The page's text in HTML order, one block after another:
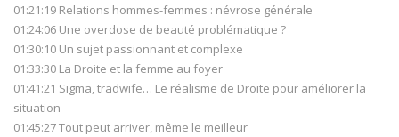
01:21:19 Relations hommes-femmes : névrose générale
01:24:06 Une overdose de beauté problématique ?
01:30:10 Un sujet passionnant et complexe
01:33:30 La Droite et la femme au foyer
01:41:21 Sigma, tradwife… Le réalisme de Droite pour améliorer la
situation
01:45:27 Tout peut arriver, même le meilleur